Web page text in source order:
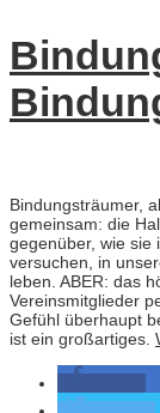
Bindungsträumer,
gemeinsam: die
gegenüber, wie sie
versuchen, in
leben. ABER: das
Vereinsmitglieder
Gefühl überhaupt
ist ein großartiges.